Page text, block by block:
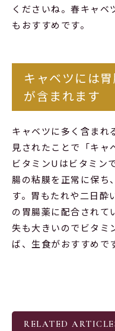
くださいね。春キャベ
もおすすめです。
キャベツには
が含まれます
キャベツに多く含まれ
見されたことで「キャ
ビタミンUはビタミン
腸の粘膜を正常に保ち
す。胃もたれや二日酔
の胃腸薬に配合されて
失も大きいのでビタミ
ば、生食がおすすめで
RELATED